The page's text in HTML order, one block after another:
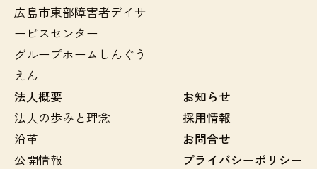
広島市東部障害者デイサ
ービスセンター
グループホームしんぐう
えん
法人概要
法人の歩みと理念
沿革
公開情報
お知らせ
採用情報
お問合せ
プライバシーポリシー